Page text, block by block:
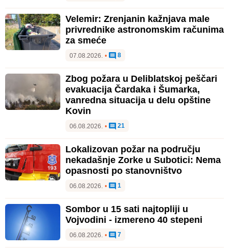
Velemir: Zrenjanin kažnjava male
privrednike astronomskim računima
za smeće
07.08.2026. • 8
Zbog požara u Deliblatskoj peščari
evakuacija Čardaka i Šumarka,
vanredna situacija u delu opštine
Kovin
06.08.2026. • 21
Lokalizovan požar na području
nekadašnje Zorke u Subotici: Nema
opasnosti po stanovništvo
06.08.2026. • 1
Sombor u 15 sati najtopliji u
Vojvodini - izmereno 40 stepeni
06.08.2026. • 7